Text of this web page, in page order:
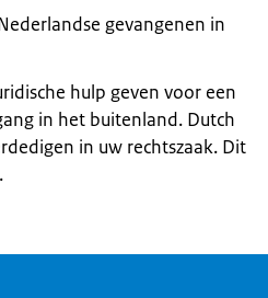
gevangenen in
hulp geven voor een
in het buitenland. Dutch
in uw rechtszaak. Dit